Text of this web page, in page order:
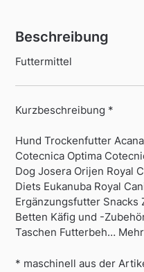
Beschreibung
Futtermittel
Kurzbeschreibung *
Hund Trockenfutter
Cotecnica Optima
Dog Josera Orijen Royal
Diets Eukanuba Royal
Ergänzungsfutter Snacks
Betten Käfig und -
Taschen Futterbeh… Mehr
* maschinell aus der